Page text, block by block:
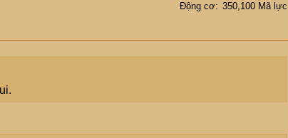
Động cơ
350,100 Mã lực